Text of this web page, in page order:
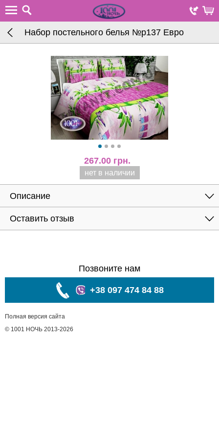
Набор постельного белья №р137 Евро
267.00 грн.
нет в наличии
Описание
Оставить отзыв
Позвоните нам
+38 097 474 84 88
Полная версия сайта
© 1001 НОЧЬ 2013-2026